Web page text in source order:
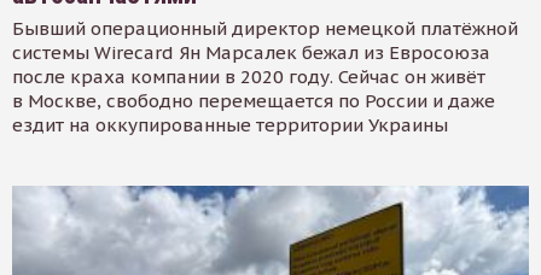
Бывший операционный директор немецкой платёжной
системы Wirecard Ян Марсалек бежал из Евросоюза
после краха компании в 2020 году. Сейчас он живёт
в Москве, свободно перемещается по России и даже
ездит на оккупированные территории Украины